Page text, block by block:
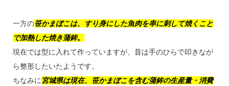
一方の笹かまぼこは、すり身にした魚肉を串に刺して焼くこと
で加熱した焼き蒲鉾。
現在では型に入れて作っていますが、昔は手のひらで叩きなが
ら整形したいたようです。
ちなみに宮城県は現在、笹かまぼこを含む蒲鉾の生産量・消費